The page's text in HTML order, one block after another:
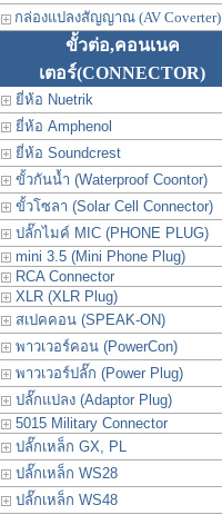
กล่องแปลงสัญญาณ (AV Coverter)
ขั้วต่อ,คอนเนค
เตอร์(CONNECTOR)
ยี่ห้อ Nuetrik
ยี่ห้อ Amphenol
ยี่ห้อ Soundcrest
ขั้วกันน้ำ (Waterproof Coontor)
ขั้วโซลา (Solar Cell Connector)
ปลั๊กไมค์ MIC (PHONE PLUG)
mini 3.5 (Mini Phone Plug)
RCA Connector
XLR (XLR Plug)
สเปคคอน (SPEAK-ON)
พาวเวอร์คอน (PowerCon)
พาวเวอร์ปลั๊ก (Power Plug)
ปลั๊กแปลง (Adaptor Plug)
5015 Military Connector
ปลั๊กเหล็ก GX, PL
ปลั๊กเหล็ก WS28
ปลั๊กเหล็ก WS48